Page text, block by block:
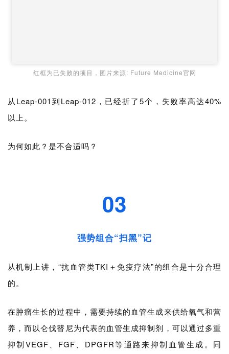
红框为已失败的项目，图片来源: Future Medicine官网
从Leap-001到Leap-012，已经折了5个，失败率高达40%
以上。
为何如此？是不合适吗？
03
强势组合“扫黑”记
从机制上讲，“抗血管类TKI＋免疫疗法”的组合是十分合理
的。
在肿瘤生长的过程中，需要持续的血管生成来供给氧气和营
养，而以仑伐替尼为代表的血管生成抑制剂，可以通过多重
抑制VEGF、FGF、DPGFR等通路来抑制血管生成。同